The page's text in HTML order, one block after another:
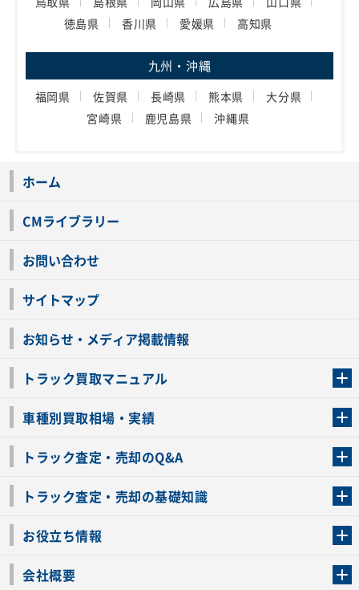
徳島県
香川県 愛媛県 高知県
九州・沖縄
福岡県 佐賀県 長崎県 熊本県
大分県
宮崎県
鹿児島県 沖縄県
ホーム
CMライブラリー
お問い合わせ
サイトマップ
お知らせ・メディア掲載情報
トラック買取マニュアル
車種別買取相場・実績
トラック査定・売却のQ&A
トラック査定・売却の基礎知識
お役立ち情報
会社概要